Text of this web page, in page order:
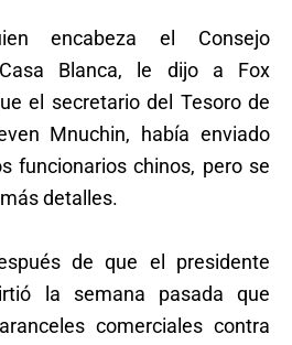
encabeza el Consejo
Blanca, le dijo a Fox
el secretario del Tesoro de
Mnuchin, había enviado
funcionarios chinos, pero se
detalles.
de que el presidente
la semana pasada que
comerciales contra